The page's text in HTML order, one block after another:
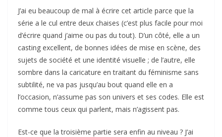
J’ai eu beaucoup de mal à écrire cet article parce que la
série a le cul entre deux chaises (c’est plus facile pour moi
d’écrire quand j’aime ou pas du tout). D’un côté, elle a un
casting excellent, de bonnes idées de mise en scène, des
sujets de société et une identité visuelle ; de l’autre, elle
sombre dans la caricature en traitant du féminisme sans
subtilité, ne va pas jusqu’au bout quand elle en a
l’occasion, n’assume pas son univers et ses codes. Elle est
comme tous ceux qui parlent, mais n’agissent pas.
Est-ce que la troisième partie sera enfin au niveau ? J’ai